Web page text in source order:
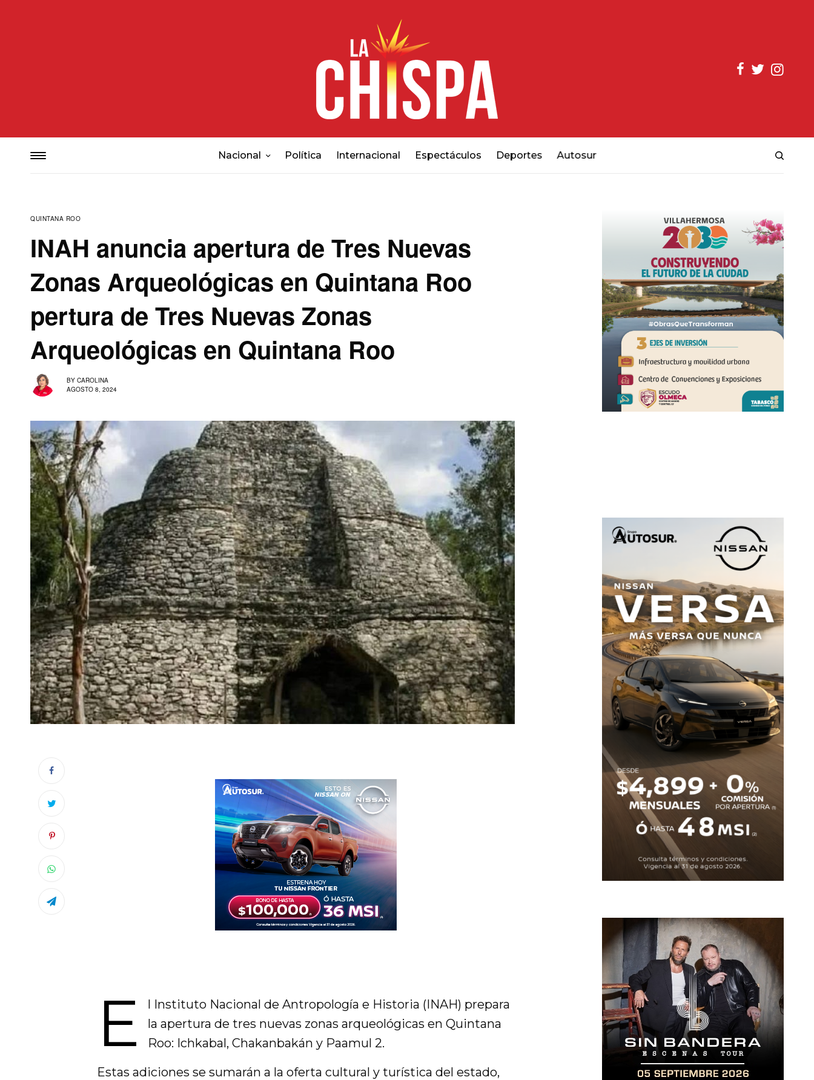
Nacional Política Internacional Espectáculos Deportes Autosur
QUINTANA ROO
INAH anuncia apertura de Tres Nuevas
Zonas Arqueológicas en Quintana Roo
pertura de Tres Nuevas Zonas
Arqueológicas en Quintana Roo
BY CAROLINA
AGOSTO 8, 2024
E
l Instituto Nacional de Antropología e Historia (INAH) prepara
la apertura de tres nuevas zonas arqueológicas en Quintana
Roo: Ichkabal, Chakanbakán y Paamul 2.
Estas adiciones se sumarán a la oferta cultural y turística del estado,